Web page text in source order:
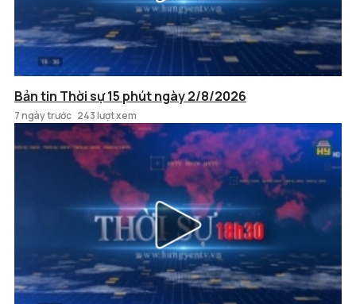
Bản tin Thời sự 15 phút ngày 2/8/2026
7 ngày trước 243 lượt xem